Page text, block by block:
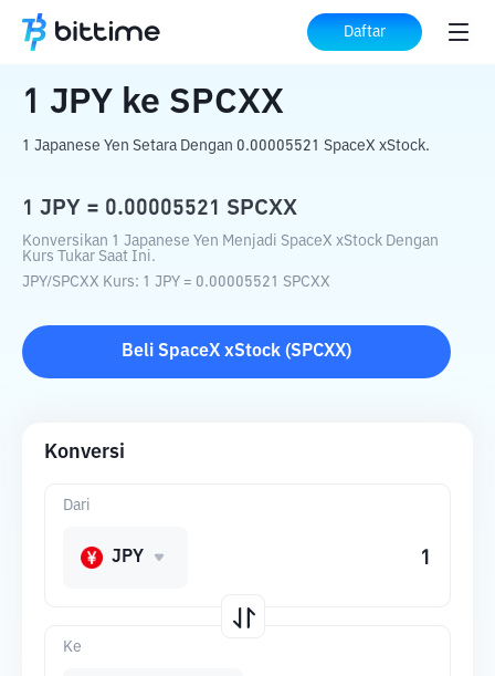
Daftar
Beranda Konverter Kripto ke SPCXX
1 JPY ke SPCXX
1 Japanese Yen Setara Dengan 0.00005521 SpaceX xStock.
1 JPY = 0.00005521 SPCXX
Konversikan 1 Japanese Yen Menjadi SpaceX xStock Dengan
Kurs Tukar Saat Ini.
JPY/SPCXX Kurs: 1 JPY = 0.00005521 SPCXX
Beli SpaceX xStock (SPCXX)
Konversi
Ke
Dari
JPY